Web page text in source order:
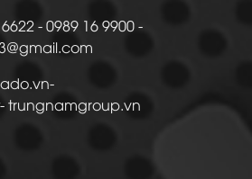
6622 - 0989 16 9900 -
trungnamgroup.vn